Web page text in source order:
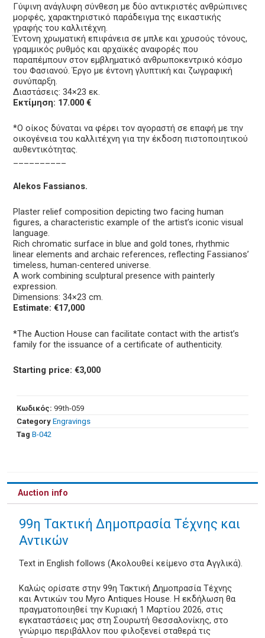
Γύψινη ανάγλυφη σύνθεση με δύο αντικριστές ανθρώπινες
μορφές, χαρακτηριστικό παράδειγμα της εικαστικής
γραφής του καλλιτέχνη.
Έντονη χρωματική επιφάνεια σε μπλε και χρυσούς τόνους,
γραμμικός ρυθμός και αρχαϊκές αναφορές που
παραπέμπουν στον εμβληματικό ανθρωποκεντρικό κόσμο
του Φασιανού. Έργο με έντονη γλυπτική και ζωγραφική
συνύπαρξη.
Διαστάσεις: 34×23 εκ.
Εκτίμηση: 17.000 €
*Ο οίκος δύναται να φέρει τον αγοραστή σε επαφή με την
οικογένεια του καλλιτέχνη για την έκδοση πιστοποιητικού
αυθεντικότητας.
Alekos Fassianos.
Plaster relief composition depicting two facing human
figures, a characteristic example of the artist’s iconic visual
language.
Rich chromatic surface in blue and gold tones, rhythmic
linear elements and archaic references, reflecting Fassianos’
timeless, human-centered universe.
A work combining sculptural presence with painterly
expression.
Dimensions: 34×23 cm.
Estimate: €17,000
*The Auction House can facilitate contact with the artist’s
family for the issuance of a certificate of authenticity.
Starting price: €3,000
Κωδικός: 99th-059
Category Engravings
Tag Β-042
Auction info
99η Τακτική Δημοπρασία Τέχνης και
Αντικών
Text in English follows (Ακολουθεί κείμενο στα Αγγλικά).
Καλώς ορίσατε στην 99η Τακτική Δημοπρασία Τέχνης
και Αντικών του Myro Antiques House. Η εκδήλωση θα
πραγματοποιηθεί την Κυριακή 1 Μαρτίου 2026, στις
εγκαταστάσεις μας στη Σουρωτή Θεσσαλονίκης, στο
γνώριμο περιβάλλον που φιλοξενεί σταθερά τις